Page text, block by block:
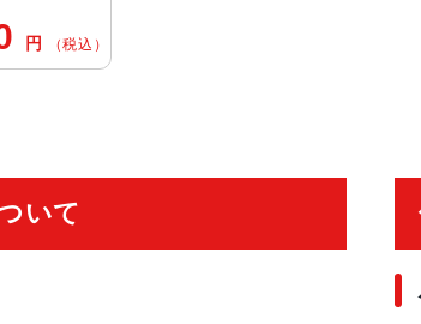
円 （税込）
いて